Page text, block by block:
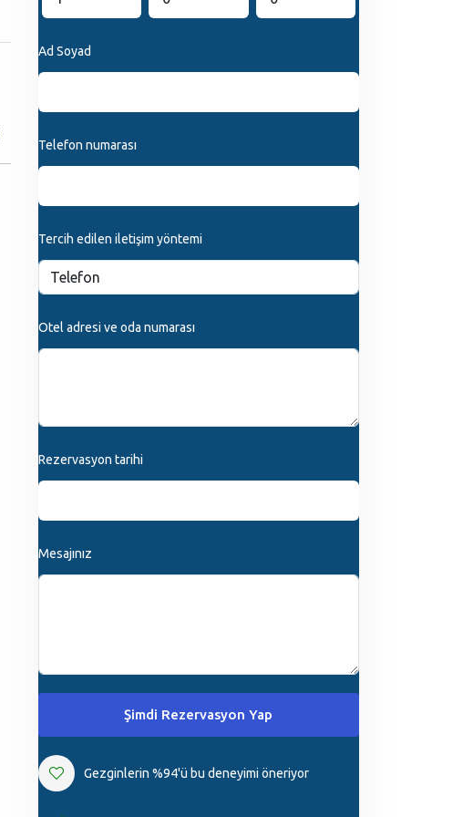
Ad Soyad
Telefon numarası
Tercih edilen iletişim yöntemi
Otel adresi ve oda numarası
Rezervasyon tarihi
Mesajınız
Şimdi Rezervasyon Yap
Gezginlerin %94'ü bu deneyimi öneriyor